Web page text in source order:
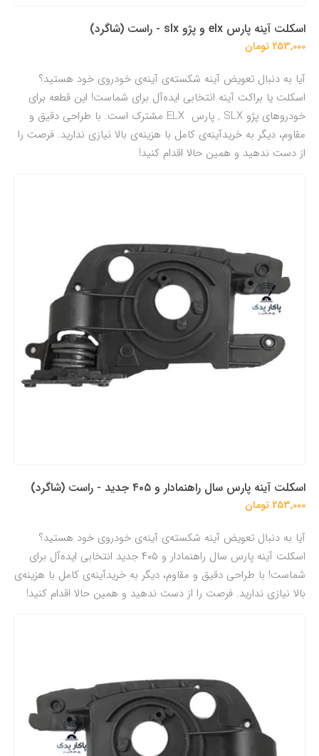
اسکلت آینه پارس elx و پژو slx - راست (شاگرد)
253,000 تومان
آیا به دنبال تعویض آینه شکسته‌ی آینه‌ی خودروی خود هستید؟
اسکلت یا براکت آینه انتخابی ایده‌آل برای شماست! این قطعه برای
خودروهای پژو SLX , پارس ELX مشترک است. با طراحی دقیق و
مقاوم، دیگر به خریدآینه‌ی کامل با هزینه‌ی بالا نیازی ندارید. فرصت را
از دست ندهید و همین حالا اقدام کنید!
اسکلت آینه پارس سال راهنمادار و ۴۰۵ جدید - راست (شاگرد)
253,000 تومان
آیا به دنبال تعویض آینه شکسته‌ی آینه‌ی خودروی خود هستید؟
اسکلت آینه پارس سال راهنمادار و ۴۰۵ جدید انتخابی ایده‌آل برای
شماست! با طراحی دقیق و مقاوم، دیگر به خریدآینه‌ی کامل با هزینه‌ی
بالا نیازی ندارید. فرصت را از دست ندهید و همین حالا اقدام کنید!